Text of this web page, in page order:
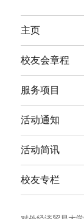
主页
校友会章程
服务项目
活动通知
活动简讯
校友专栏